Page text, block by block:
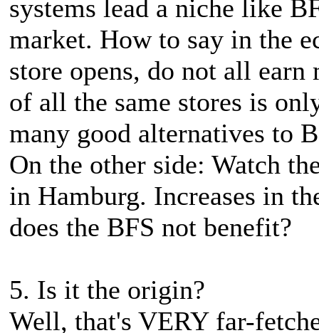
systems lead a niche like
market. How to say in the
store opens, do not all
of all the same stores is
many good alternatives to
On the other side: Watch
in Hamburg. Increases in
does the BFS not benefit?
5. Is it the origin?
Well, that's VERY far-